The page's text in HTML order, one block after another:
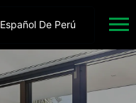
Español De Perú